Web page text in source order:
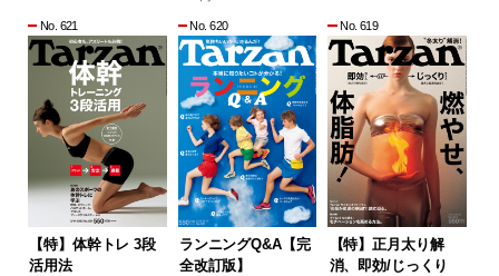
No. 621
【特】体幹トレ 3段
活用法
No. 620
ランニングQ&A【完
全改訂版】
No. 619
【特】正月太り解
消、即効/じっくり